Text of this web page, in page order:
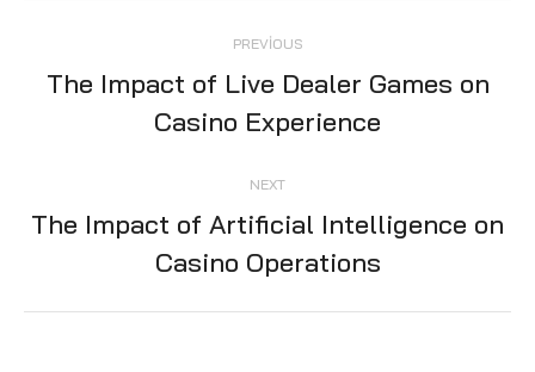
navigation
PREVIOUS
post:
The Impact of Live Dealer Games on
Casino Experience
NEXT
post:
The Impact of Artificial Intelligence on
Casino Operations